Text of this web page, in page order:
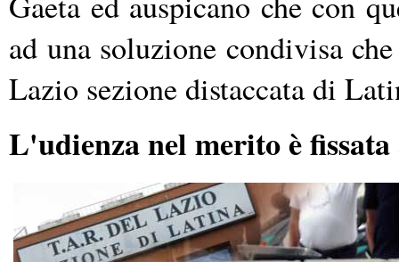
ad una soluzione condivisa
Lazio sezione distaccata di
L'udienza nel merito è